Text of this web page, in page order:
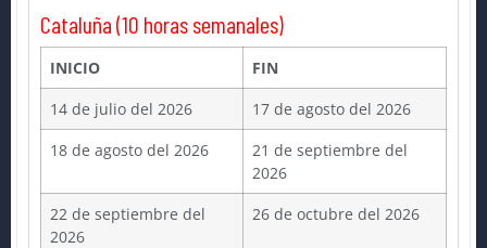
Cataluña (10 horas semanales)
INICIO
FIN
14 de julio del 2026
17 de agosto del 2026
18 de agosto del 2026
21 de septiembre del
2026
22 de septiembre del
2026
26 de octubre del 2026